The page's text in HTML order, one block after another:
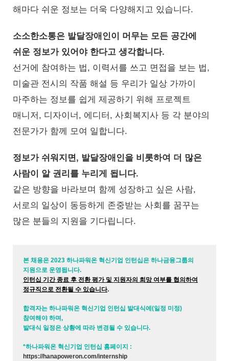
해마다 쉬운 정보는 더욱 다양해지고 있습니다.
소소한소통은 발달장애인이 머무는 모든 공간에
쉬운 정보가 있어야 한다고 생각합니다.
선거에 참여하는 법, 이력서를 쓰고 면접을 보는 법,
미술관 전시의 작품 해설 등 우리가 일상 가까이
마주하는 정보를 쉽게 제공하기 위해 프로젝트
매니저, 디자이너, 에디터, 사회복지사 등 각 분야의
전문가가 함께 모여 일합니다.
정보가 쉬워지면, 발달장애인을 비롯하여 더 많은
사람이 알 권리를 누리게 됩니다.
같은 방향을 바라보며 함께 성장하고 싶은 사람,
서로의 일상이 동등하게 존중받는 사회를 꿈꾸는
많은 분들의 지원을 기다립니다.
본 채용은 2023 하나파워온 혁신기업 인턴십은 하나금융그룹의
지원으로 운영됩니다.
인턴십 기간 종료 후 전환 평가 및 지원자의 희망 여부를 협의하여
정규직으로 전환될 수 있습니다.
합격자는 하나파워온 혁신기업 인턴십 발대식에(일정 미정)
참여해야 하며,
발대식 일정은 상황에 따라 변경될 수 있습니다.
*하나파워온 혁신기업 인턴십 홈페이지 :
https://hanapoweron.com/internship